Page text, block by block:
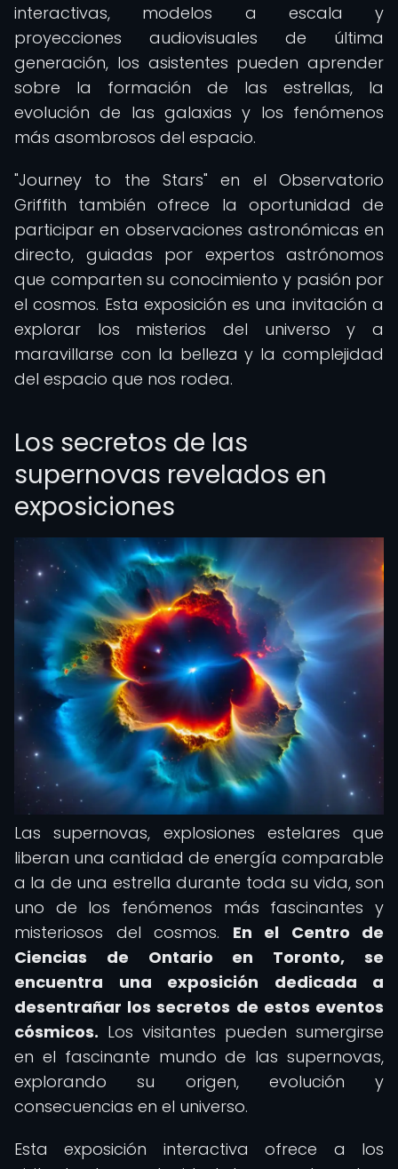
interactivas, modelos a escala y
proyecciones audiovisuales de última
generación, los asistentes pueden aprender
sobre la formación de las estrellas, la
evolución de las galaxias y los fenómenos
más asombrosos del espacio.
"Journey to the Stars" en el Observatorio
Griffith también ofrece la oportunidad de
participar en observaciones astronómicas en
directo, guiadas por expertos astrónomos
que comparten su conocimiento y pasión por
el cosmos. Esta exposición es una invitación a
explorar los misterios del universo y a
maravillarse con la belleza y la complejidad
del espacio que nos rodea.
Los secretos de las
supernovas revelados en
exposiciones
Las supernovas, explosiones estelares que
liberan una cantidad de energía comparable
a la de una estrella durante toda su vida, son
uno de los fenómenos más fascinantes y
misteriosos del cosmos. En el Centro de
Ciencias de Ontario en Toronto, se
encuentra una exposición dedicada a
desentrañar los secretos de estos eventos
cósmicos. Los visitantes pueden sumergirse
en el fascinante mundo de las supernovas,
explorando su origen, evolución y
consecuencias en el universo.
Esta exposición interactiva ofrece a los